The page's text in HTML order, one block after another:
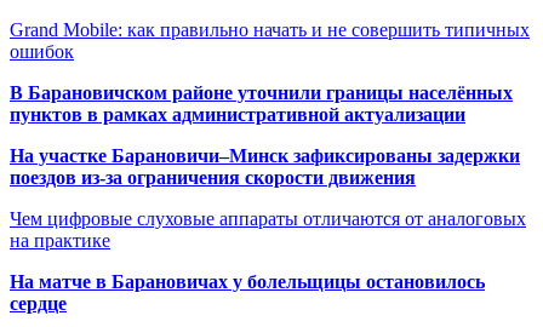
Grand Mobile: как правильно начать и не совершить типичных
ошибок
В Барановичском районе уточнили границы населённых
пунктов в рамках административной актуализации
На участке Барановичи–Минск зафиксированы задержки
поездов из-за ограничения скорости движения
Чем цифровые слуховые аппараты отличаются от аналоговых
на практике
На матче в Барановичах у болельщицы остановилось
сердце